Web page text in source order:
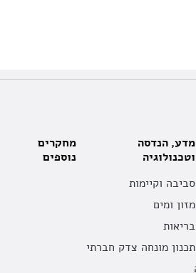
מדע, הנדסה
וטכנולוגיה
סביבה וקיימות
מזון ומים
בריאות
תכנון מונחה צדק חברתי
מחקרים
נוספים